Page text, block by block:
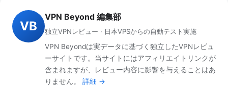
VB
VPN Beyond 編集部
独立VPNレビュー · 日本VPSからの自動テスト実施
VPN Beyondは実データに基づく独立したVPNレビュ
ーサイトです。当サイトにはアフィリエイトリンクが
含まれますが、レビュー内容に影響を与えることはあ
りません。
詳細 →